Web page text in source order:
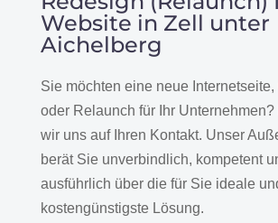
Website in Zell unter
Aichelberg
Sie möchten eine neue Internetseite,
oder Relaunch für Ihr Unternehmen?
wir uns auf Ihren Kontakt. Unser
berät Sie unverbindlich, kompetent
ausführlich über die für Sie ideale
kostengünstigste Lösung.